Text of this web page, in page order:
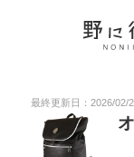
最終更新日：2026/02/